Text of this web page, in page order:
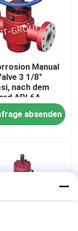
Manual
3 1/8"
nach dem
API 6A
absenden